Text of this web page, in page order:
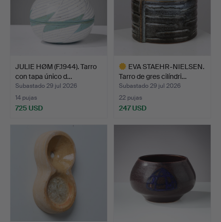
JULIE HØM (F.1944). Tarro
con tapa único d…
Subastado 29 jul 2026
14 pujas
725 USD
EVA STAEHR-NIELSEN.
Tarro de gres cilíndri…
Subastado 29 jul 2026
22 pujas
247 USD